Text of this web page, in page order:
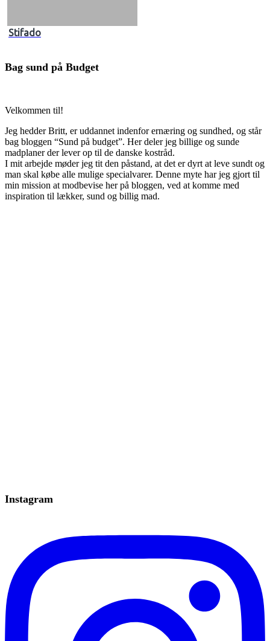
Stifado
Bag sund på Budget
Velkommen til!
Jeg hedder Britt, er uddannet indenfor ernæring og sundhed, og står
bag bloggen “Sund på budget”. Her deler jeg billige og sunde
madplaner der lever op til de danske kostråd.
I mit arbejde møder jeg tit den påstand, at det er dyrt at leve sundt og
man skal købe alle mulige specialvarer. Denne myte har jeg gjort til
min mission at modbevise her på bloggen, ved at komme med
inspiration til lækker, sund og billig mad.
Instagram